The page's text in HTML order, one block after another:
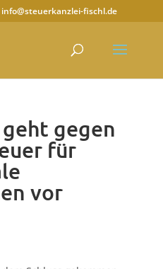
info@steuerkanzlei-fischl.de
gegen
für
vor